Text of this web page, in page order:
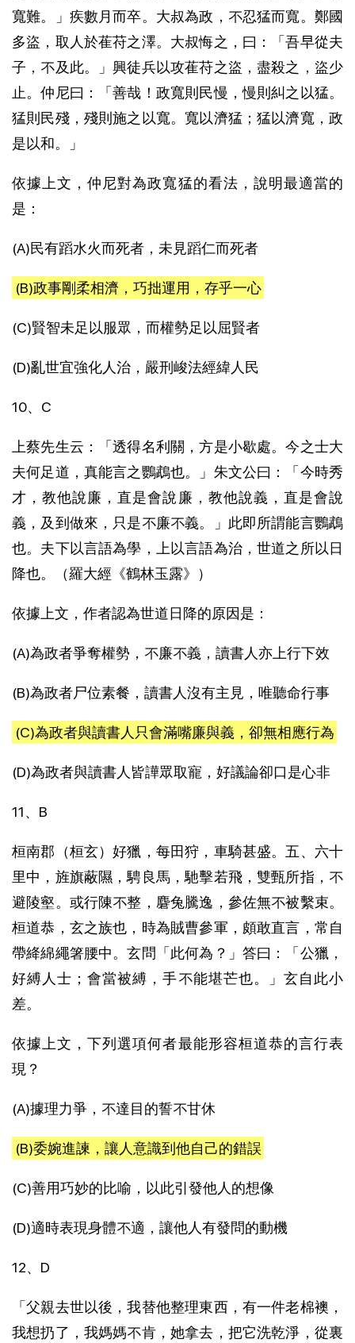
寬難。」疾數月而卒。大叔為政，不忍猛而寬。鄭國
多盜，取人於萑苻之澤。大叔悔之，曰：「吾早從夫
子，不及此。」興徒兵以攻萑苻之盜，盡殺之，盜少
止。仲尼曰：「善哉！政寬則民慢，慢則糾之以猛。
猛則民殘，殘則施之以寬。寬以濟猛；猛以濟寬，政
是以和。」
依據上文，仲尼對為政寬猛的看法，說明最適當的
是：
(A)民有蹈水火而死者，未見蹈仁而死者
(B)政事剛柔相濟，巧拙運用，存乎一心
(C)賢智未足以服眾，而權勢足以屈賢者
(D)亂世宜強化人治，嚴刑峻法經緯人民
10、C
上蔡先生云：「透得名利關，方是小歇處。今之士大
夫何足道，真能言之鸚鵡也。」朱文公曰：「今時秀
才，教他說廉，直是會說廉，教他說義，直是會說
義，及到做來，只是不廉不義。」此即所謂能言鸚鵡
也。夫下以言語為學，上以言語為治，世道之所以日
降也。（羅大經《鶴林玉露》）
依據上文，作者認為世道日降的原因是：
(A)為政者爭奪權勢，不廉不義，讀書人亦上行下效
(B)為政者尸位素餐，讀書人沒有主見，唯聽命行事
(C)為政者與讀書人只會滿嘴廉與義，卻無相應行為
(D)為政者與讀書人皆譁眾取寵，好議論卻口是心非
11、B
桓南郡（桓玄）好獵，每田狩，車騎甚盛。五、六十
里中，旌旗蔽隰，騁良馬，馳擊若飛，雙甄所指，不
避陵壑。或行陳不整，麏兔騰逸，參佐無不被繫束。
桓道恭，玄之族也，時為賊曹參軍，頗敢直言，常自
帶絳綿繩箸腰中。玄問「此何為？」答曰：「公獵，
好縛人士；會當被縛，手不能堪芒也。」玄自此小
差。
依據上文，下列選項何者最能形容桓道恭的言行表
現？
(A)據理力爭，不達目的誓不甘休
(B)委婉進諫，讓人意識到他自己的錯誤
(C)善用巧妙的比喻，以此引發他人的想像
(D)適時表現身體不適，讓他人有發問的動機
12、D
「父親去世以後，我替他整理東西，有一件老棉襖，
我想扔了，我媽媽不肯，她拿去，把它洗乾淨，從裏